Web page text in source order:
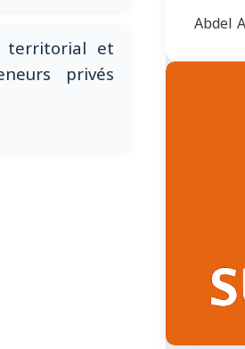
territorial et
privés
Abdel